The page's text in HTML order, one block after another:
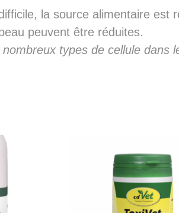
la source alimentaire est
peuvent être réduites.
types de cellule dans